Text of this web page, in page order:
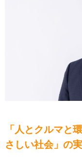
「人とクルマと
さしい社会」の